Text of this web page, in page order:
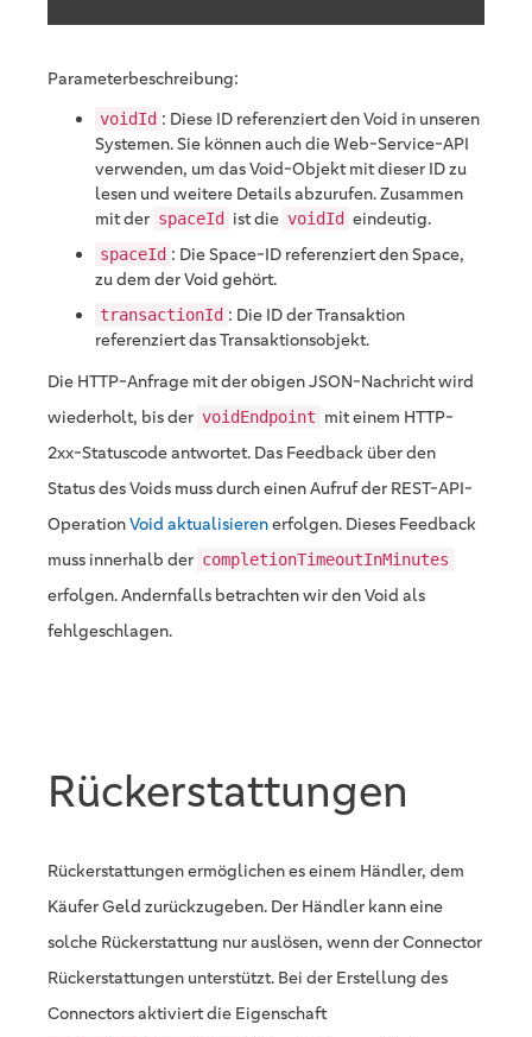
Parameterbeschreibung:
voidId : Diese ID referenziert den Void in unseren
Systemen. Sie können auch die Web-Service-API
verwenden, um das Void-Objekt mit dieser ID zu
lesen und weitere Details abzurufen. Zusammen
mit der spaceId ist die voidId eindeutig.
spaceId : Die Space-ID referenziert den Space,
zu dem der Void gehört.
transactionId : Die ID der Transaktion
referenziert das Transaktionsobjekt.
Die HTTP-Anfrage mit der obigen JSON-Nachricht wird
wiederholt, bis der voidEndpoint mit einem HTTP-
2xx-Statuscode antwortet. Das Feedback über den
Status des Voids muss durch einen Aufruf der REST-API-
OperationVoid aktualisierenerfolgen. Dieses Feedback
muss innerhalb der completionTimeoutInMinutes
erfolgen. Andernfalls betrachten wir den Void als
fehlgeschlagen.
Rückerstattungen
Rückerstattungen ermöglichen es einem Händler, dem
Käufer Geld zurückzugeben. Der Händler kann eine
solche Rückerstattung nur auslösen, wenn der Connector
Rückerstattungen unterstützt. Bei der Erstellung des
Connectors aktiviert die Eigenschaft